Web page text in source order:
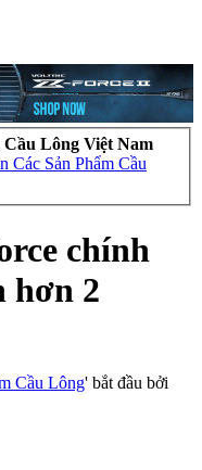
Lông Việt Nam
Các Sản Phẩm Cầu
chính
hơn 2
Cầu Lông' bắt đầu bởi